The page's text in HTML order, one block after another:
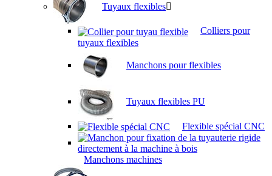
Tuyaux flexibles
Colliers pour
tuyaux flexibles
Manchons pour flexibles
Tuyaux flexibles PU
Flexible spécial CNC
Manchons machines